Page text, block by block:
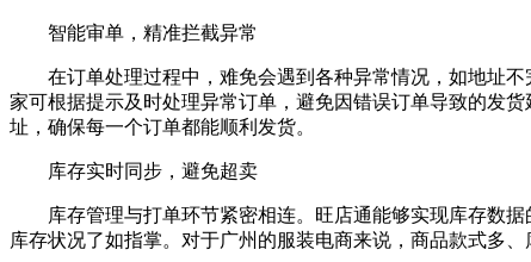
智能审单，精准拦截异常
在订单处理过程中，难免会遇到各种异常情况，如地址不
家可根据提示及时处理异常订单，避免因错误订单导致的发
址，确保每一个订单都能顺利发货。
库存实时同步，避免超卖
库存管理与打单环节紧密相连。旺店通能够实现库存数据
库存状况了如指掌。对于广州的服装电商来说，商品款式多